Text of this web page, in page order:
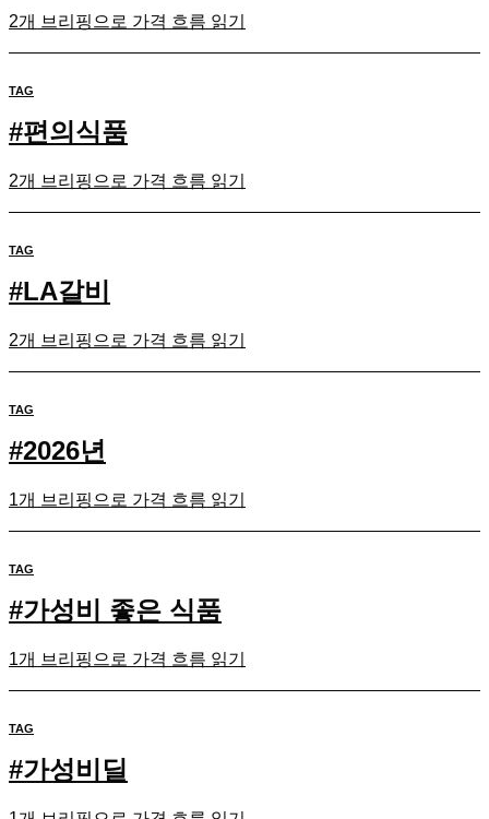
2개 브리핑으로 가격 흐름 읽기
TAG
#편의식품
2개 브리핑으로 가격 흐름 읽기
TAG
#LA갈비
2개 브리핑으로 가격 흐름 읽기
TAG
#2026년
1개 브리핑으로 가격 흐름 읽기
TAG
#가성비 좋은 식품
1개 브리핑으로 가격 흐름 읽기
TAG
#가성비딜